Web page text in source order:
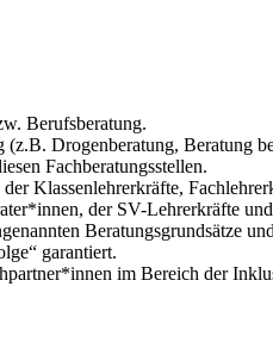
Berufsberatung.
(z.B. Drogenberatung, Beratung
Fachberatungsstellen.
Klassenlehrerkräfte,
der SV-Lehrerkräfte
Beratungsgrundsätze
garantiert.
im Bereich der